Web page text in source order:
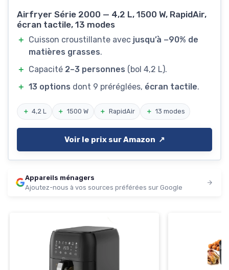
Airfryer Série 2000 — 4,2 L, 1500 W, RapidAir,
écran tactile, 13 modes
＋ Cuisson croustillante avec jusqu’à −90% de
matières grasses.
＋ Capacité 2–3 personnes (bol 4,2 L).
＋ 13 options dont 9 préréglées, écran tactile.
＋ 4,2 L ＋ 1500 W ＋ RapidAir ＋ 13 modes
Voir le prix sur Amazon ↗️
Appareils ménagers
Ajoutez-nous à vos sources préférées sur Google